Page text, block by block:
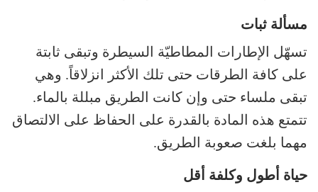
مسألة ثبات
تسهّل الإطارات المطاطيّة السيطرة وتبقى ثابتة
على كافة الطرقات حتى تلك الأكثر انزلاقاً. وهي
تبقى ملساء حتى وإن كانت الطريق مبللة بالماء.
تتمتع هذه المادة بالقدرة على الحفاظ على الالتصاق
مهما بلغت صعوبة الطريق.
حياة أطول وكلفة أقل